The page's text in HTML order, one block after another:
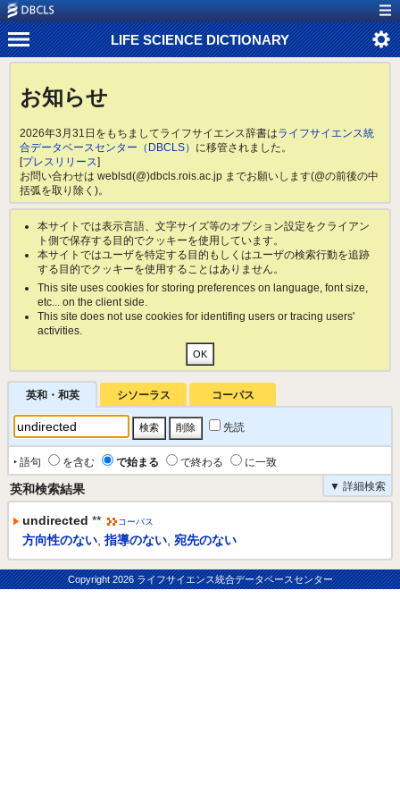
LIFE SCIENCE DICTIONARY
お知らせ
2026年3月31日をもちましてライフサイエンス辞書はライフサイエンス統
合データベースセンター（DBCLS） に移管されました。
[プレスリリース]
お問い合わせは weblsd(@)dbcls.rois.ac.jp までお願いします(@の前後の中
括弧を取り除く)。
本サイトでは表示言語、文字サイズ等のオプション設定をクライアン
ト側で保存する目的でクッキーを使用しています。
本サイトではユーザを特定する目的もしくはユーザの検索行動を追跡
する目的でクッキーを使用することはありません。
This site uses cookies for storing preferences on language, font size,
etc... on the client side.
This site does not use cookies for identifing users or tracing users'
activities.
英和・和英 シソーラス コーパス
先読
‣ 語句 を含む で始まる で終わる
に一致
▼ 詳細検索
英和検索結果
undirected ** コーパス
方向性のない 指導のない 宛先のない
Copyright2026 ライフサイエンス統合データベースセンター